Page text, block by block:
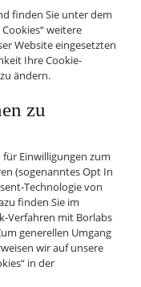
finden Sie unter dem
weitere
Website eingesetzten
Ihre Cookie-
ändern.
zu
Einwilligungen zum
(sogenanntes Opt In
Technologie von
finden Sie im
Verfahren mit Borlabs
generellen Umgang
wir auf unsere
in der